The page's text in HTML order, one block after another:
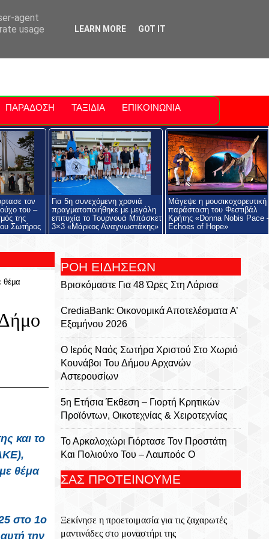
Polis
ΠΑΡΑΔΟΣΗ ΤΑΞΙΔΙΑ ΕΠΙΚΟΙΝΩΝΙΑ
τον
του –
της
Σωτήρος
Για 5η συνεχόμενη χρονιά
πραγματοποιήθηκε με μεγάλη
επιτυχία το Τουρνουά Μπάσκετ
3×3 «Μάρκος Αναγνωστάκης»
Μάγεψε η μουσικοχορευτική
παράσταση του Φεστιβάλ
Κρήτης «Donna Nobis Pace
Echoes of Hope»
θέμα
και το
θέμα
στο 1ο
την
ΡΟΗ ΕΙΔΗΣΕΩΝ
Βρισκόμαστε Για 48 Ώρες Στη Λάρισα
CrediaBank: Οικονομικά Αποτελέσματα A’
Εξαμήνου 2026
Ο Ιερός Ναός Σωτήρα Χριστού Στο Χωριό
Κουνάβοι Του Δήμου Αρχανών
Αστερουσίων
5η Ετήσια Έκθεση – Γιορτή Κρητικών
Προϊόντων, Οικοτεχνίας & Χειροτεχνίας
Το Αρκαλοχώρι Γιόρτασε Τον Προστάτη
Και Πολιούχο Του – Λαμπρός Ο
Σωτήρος
Πραγματοποιήθηκε Με Μεγάλη Επιτυχία
Το Τουρνουά Μπάσκετ 3×3 «Μάρκος
ΣΑΣ ΠΡΟΤΕΙΝΟΥΜΕ
Ξεκίνησε η προετοιμασία για τις ζαχαρωτές
μαντινάδες στο μοναστήρι της
agent
usage
LEARN MORE GOT IT